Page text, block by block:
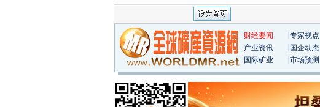
财经要闻 专家视点
产业资讯
国企动态
国际矿业
市场预测